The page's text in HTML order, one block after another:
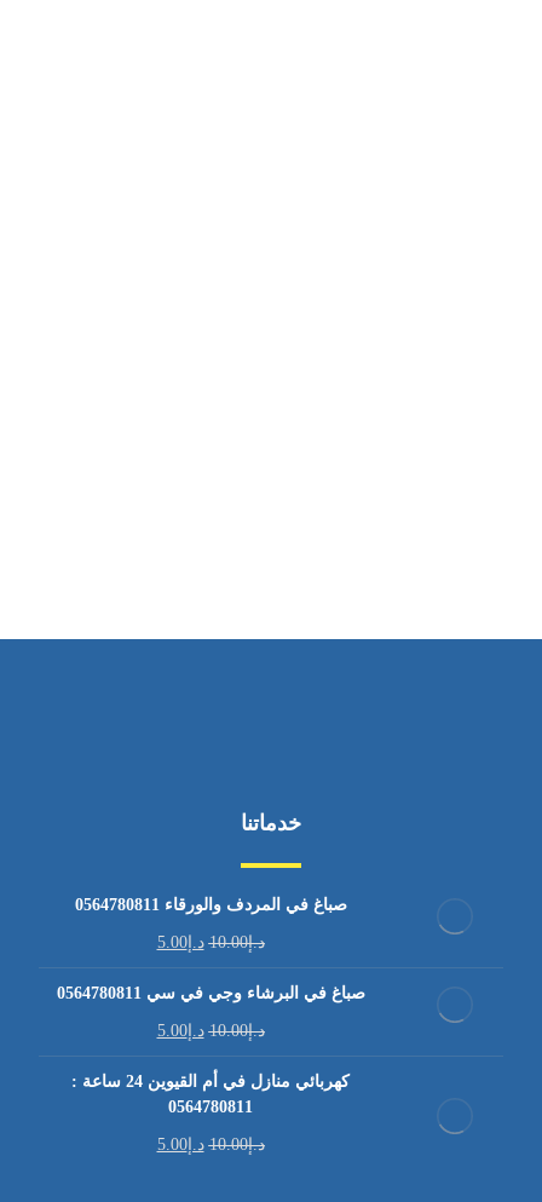
خدماتنا
صباغ في المردف والورقاء 0564780811
د.إ10.00 د.إ5.00
صباغ في البرشاء وجي في سي 0564780811
د.إ10.00 د.إ5.00
كهربائي منازل في أم القيوين 24 ساعة :
0564780811
د.إ10.00 د.إ5.00